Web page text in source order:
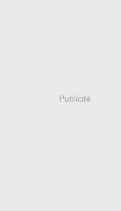
Publicité